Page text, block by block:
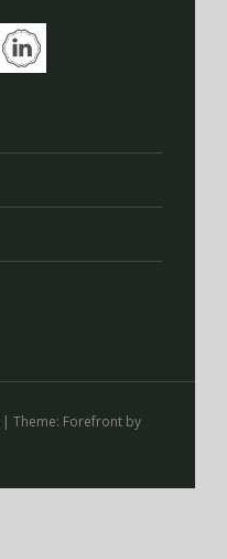
Theme: Forefront by